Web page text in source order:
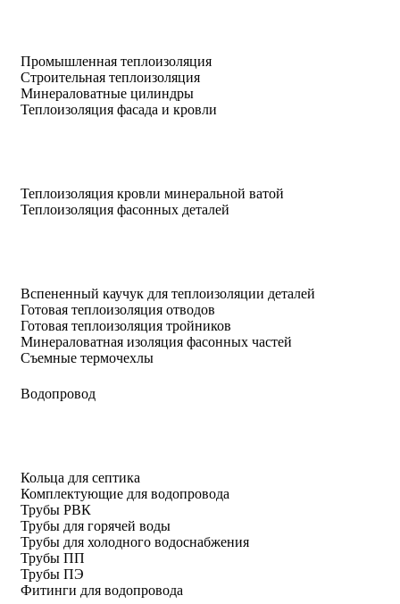
Промышленная теплоизоляция
Строительная теплоизоляция
Минераловатные цилиндры
Теплоизоляция фасада и кровли
Теплоизоляция кровли минеральной ватой
Теплоизоляция фасонных деталей
Вспененный каучук для теплоизоляции деталей
Готовая теплоизоляция отводов
Готовая теплоизоляция тройников
Минераловатная изоляция фасонных частей
Съемные термочехлы
Водопровод
Кольца для септика
Комплектующие для водопровода
Трубы РВК
Трубы для горячей воды
Трубы для холодного водоснабжения
Трубы ПП
Трубы ПЭ
Фитинги для водопровода